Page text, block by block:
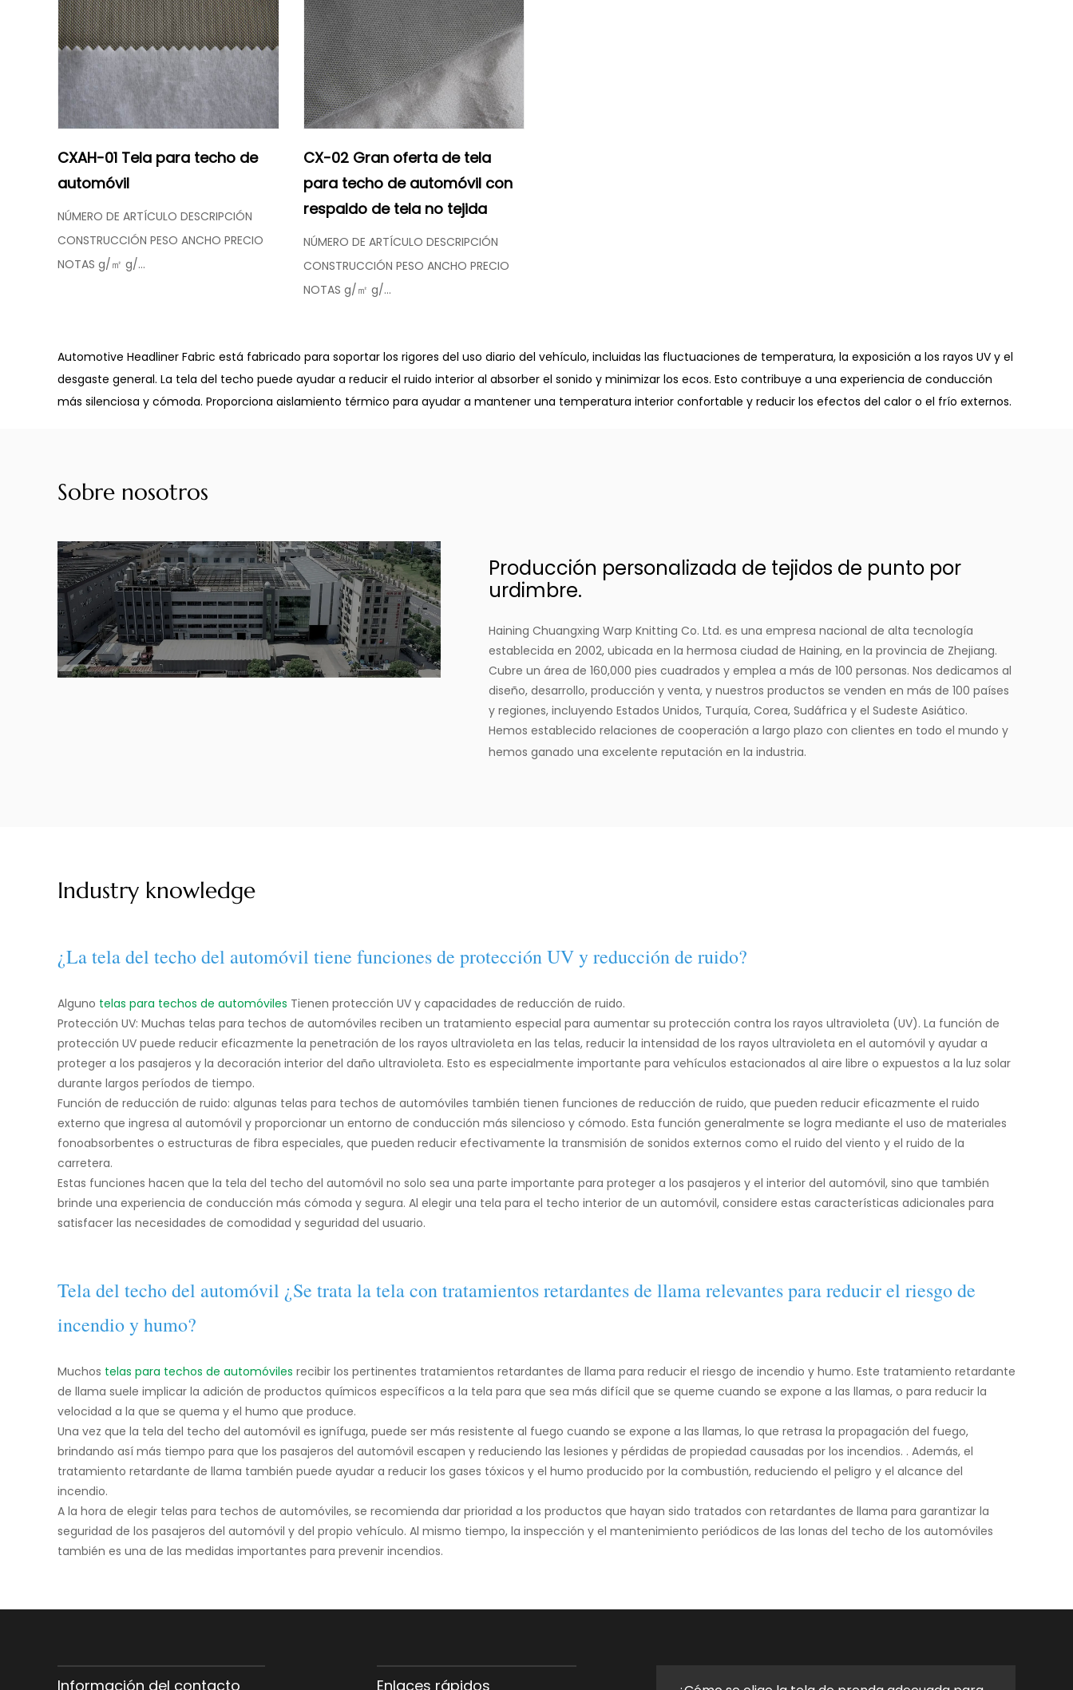
CXAH-01 Tela para techo de
automóvil
NÚMERO DE ARTÍCULO DESCRIPCIÓN
CONSTRUCCIÓN PESO ANCHO PRECIO
NOTAS g/㎡ g/...
CX-02 Gran oferta de tela
para techo de automóvil con
respaldo de tela no tejida
NÚMERO DE ARTÍCULO DESCRIPCIÓN
CONSTRUCCIÓN PESO ANCHO PRECIO
NOTAS g/㎡ g/...
Automotive Headliner Fabric está fabricado para soportar los rigores del uso diario del vehículo, incluidas las fluctuaciones de temperatura, la exposición a los rayos UV y el
desgaste general. La tela del techo puede ayudar a reducir el ruido interior al absorber el sonido y minimizar los ecos. Esto contribuye a una experiencia de conducción
más silenciosa y cómoda. Proporciona aislamiento térmico para ayudar a mantener una temperatura interior confortable y reducir los efectos del calor o el frío externos.
Sobre nosotros
Producción personalizada de tejidos de punto por
urdimbre.
Haining Chuangxing Warp Knitting Co. Ltd. es una empresa nacional de alta tecnología
establecida en 2002, ubicada en la hermosa ciudad de Haining, en la provincia de Zhejiang.
Cubre un área de 160,000 pies cuadrados y emplea a más de 100 personas. Nos dedicamos al
diseño, desarrollo, producción y venta, y nuestros productos se venden en más de 100 países
y regiones, incluyendo Estados Unidos, Turquía, Corea, Sudáfrica y el Sudeste Asiático.
Hemos establecido relaciones de cooperación a largo plazo con clientes en todo el mundo y
hemos ganado una excelente reputación en la industria.
Industry knowledge
¿La tela del techo del automóvil tiene funciones de protección UV y reducción de ruido?
Alguno telas para techos de automóviles Tienen protección UV y capacidades de reducción de ruido.
Protección UV: Muchas telas para techos de automóviles reciben un tratamiento especial para aumentar su protección contra los rayos ultravioleta (UV). La función de
protección UV puede reducir eficazmente la penetración de los rayos ultravioleta en las telas, reducir la intensidad de los rayos ultravioleta en el automóvil y ayudar a
proteger a los pasajeros y la decoración interior del daño ultravioleta. Esto es especialmente importante para vehículos estacionados al aire libre o expuestos a la luz solar
durante largos períodos de tiempo.
Función de reducción de ruido: algunas telas para techos de automóviles también tienen funciones de reducción de ruido, que pueden reducir eficazmente el ruido
externo que ingresa al automóvil y proporcionar un entorno de conducción más silencioso y cómodo. Esta función generalmente se logra mediante el uso de materiales
fonoabsorbentes o estructuras de fibra especiales, que pueden reducir efectivamente la transmisión de sonidos externos como el ruido del viento y el ruido de la
carretera.
Estas funciones hacen que la tela del techo del automóvil no solo sea una parte importante para proteger a los pasajeros y el interior del automóvil, sino que también
brinde una experiencia de conducción más cómoda y segura. Al elegir una tela para el techo interior de un automóvil, considere estas características adicionales para
satisfacer las necesidades de comodidad y seguridad del usuario.
Tela del techo del automóvil ¿Se trata la tela con tratamientos retardantes de llama relevantes para reducir el riesgo de
incendio y humo?
Muchos telas para techos de automóviles recibir los pertinentes tratamientos retardantes de llama para reducir el riesgo de incendio y humo. Este tratamiento retardante
de llama suele implicar la adición de productos químicos específicos a la tela para que sea más difícil que se queme cuando se expone a las llamas, o para reducir la
velocidad a la que se quema y el humo que produce.
Una vez que la tela del techo del automóvil es ignífuga, puede ser más resistente al fuego cuando se expone a las llamas, lo que retrasa la propagación del fuego,
brindando así más tiempo para que los pasajeros del automóvil escapen y reduciendo las lesiones y pérdidas de propiedad causadas por los incendios. . Además, el
tratamiento retardante de llama también puede ayudar a reducir los gases tóxicos y el humo producido por la combustión, reduciendo el peligro y el alcance del
incendio.
A la hora de elegir telas para techos de automóviles, se recomienda dar prioridad a los productos que hayan sido tratados con retardantes de llama para garantizar la
seguridad de los pasajeros del automóvil y del propio vehículo. Al mismo tiempo, la inspección y el mantenimiento periódicos de las lonas del techo de los automóviles
también es una de las medidas importantes para prevenir incendios.
Información del contacto Enlaces rápidos